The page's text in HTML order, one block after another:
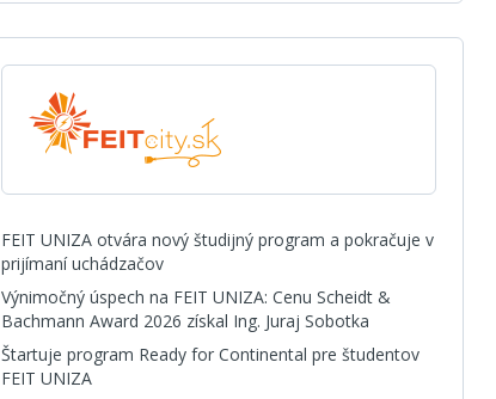
FEIT UNIZA otvára nový študijný program a pokračuje v
prijímaní uchádzačov
Výnimočný úspech na FEIT UNIZA: Cenu Scheidt &
Bachmann Award 2026 získal Ing. Juraj Sobotka
Štartuje program Ready for Continental pre študentov
FEIT UNIZA